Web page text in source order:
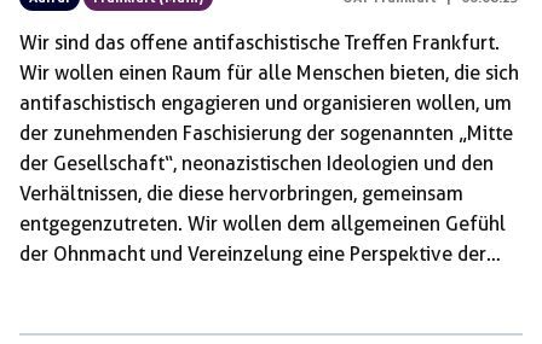
Wir sind das offene antifaschistische Treffen Frankfurt.
Wir wollen einen Raum für alle Menschen bieten, die sich
antifaschistisch engagieren und organisieren wollen, um
der zunehmenden Faschisierung der sogenannten „Mitte
der Gesellschaft“, neonazistischen Ideologien und den
Verhältnissen, die diese hervorbringen, gemeinsam
entgegenzutreten. Wir wollen dem allgemeinen Gefühl
der Ohnmacht und Vereinzelung eine Perspektive der